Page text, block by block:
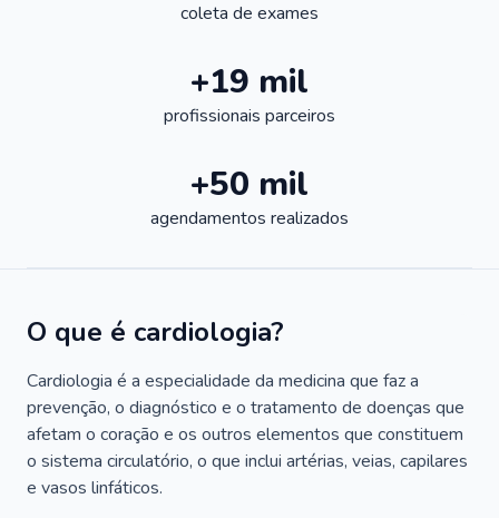
coleta de exames
+19 mil
profissionais parceiros
+50 mil
agendamentos realizados
O que é cardiologia?
Cardiologia é a especialidade da medicina que faz a
prevenção, o diagnóstico e o tratamento de doenças que
afetam o coração e os outros elementos que constituem
o sistema circulatório, o que inclui artérias, veias, capilares
e vasos linfáticos.